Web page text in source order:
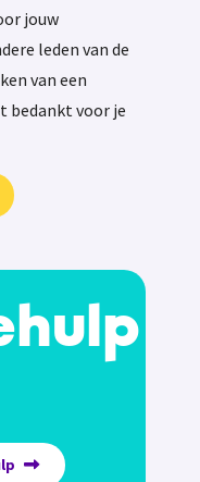
jouw
leden van de
van een
bedankt voor je